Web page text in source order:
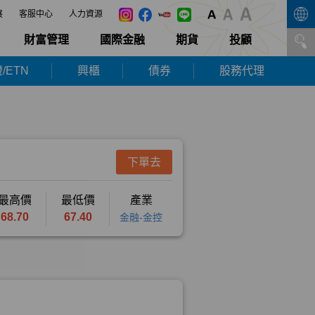
客服中心 人力資源
財富管理 國際金融 期貨 投顧
ETN 興櫃 債券 股務代理